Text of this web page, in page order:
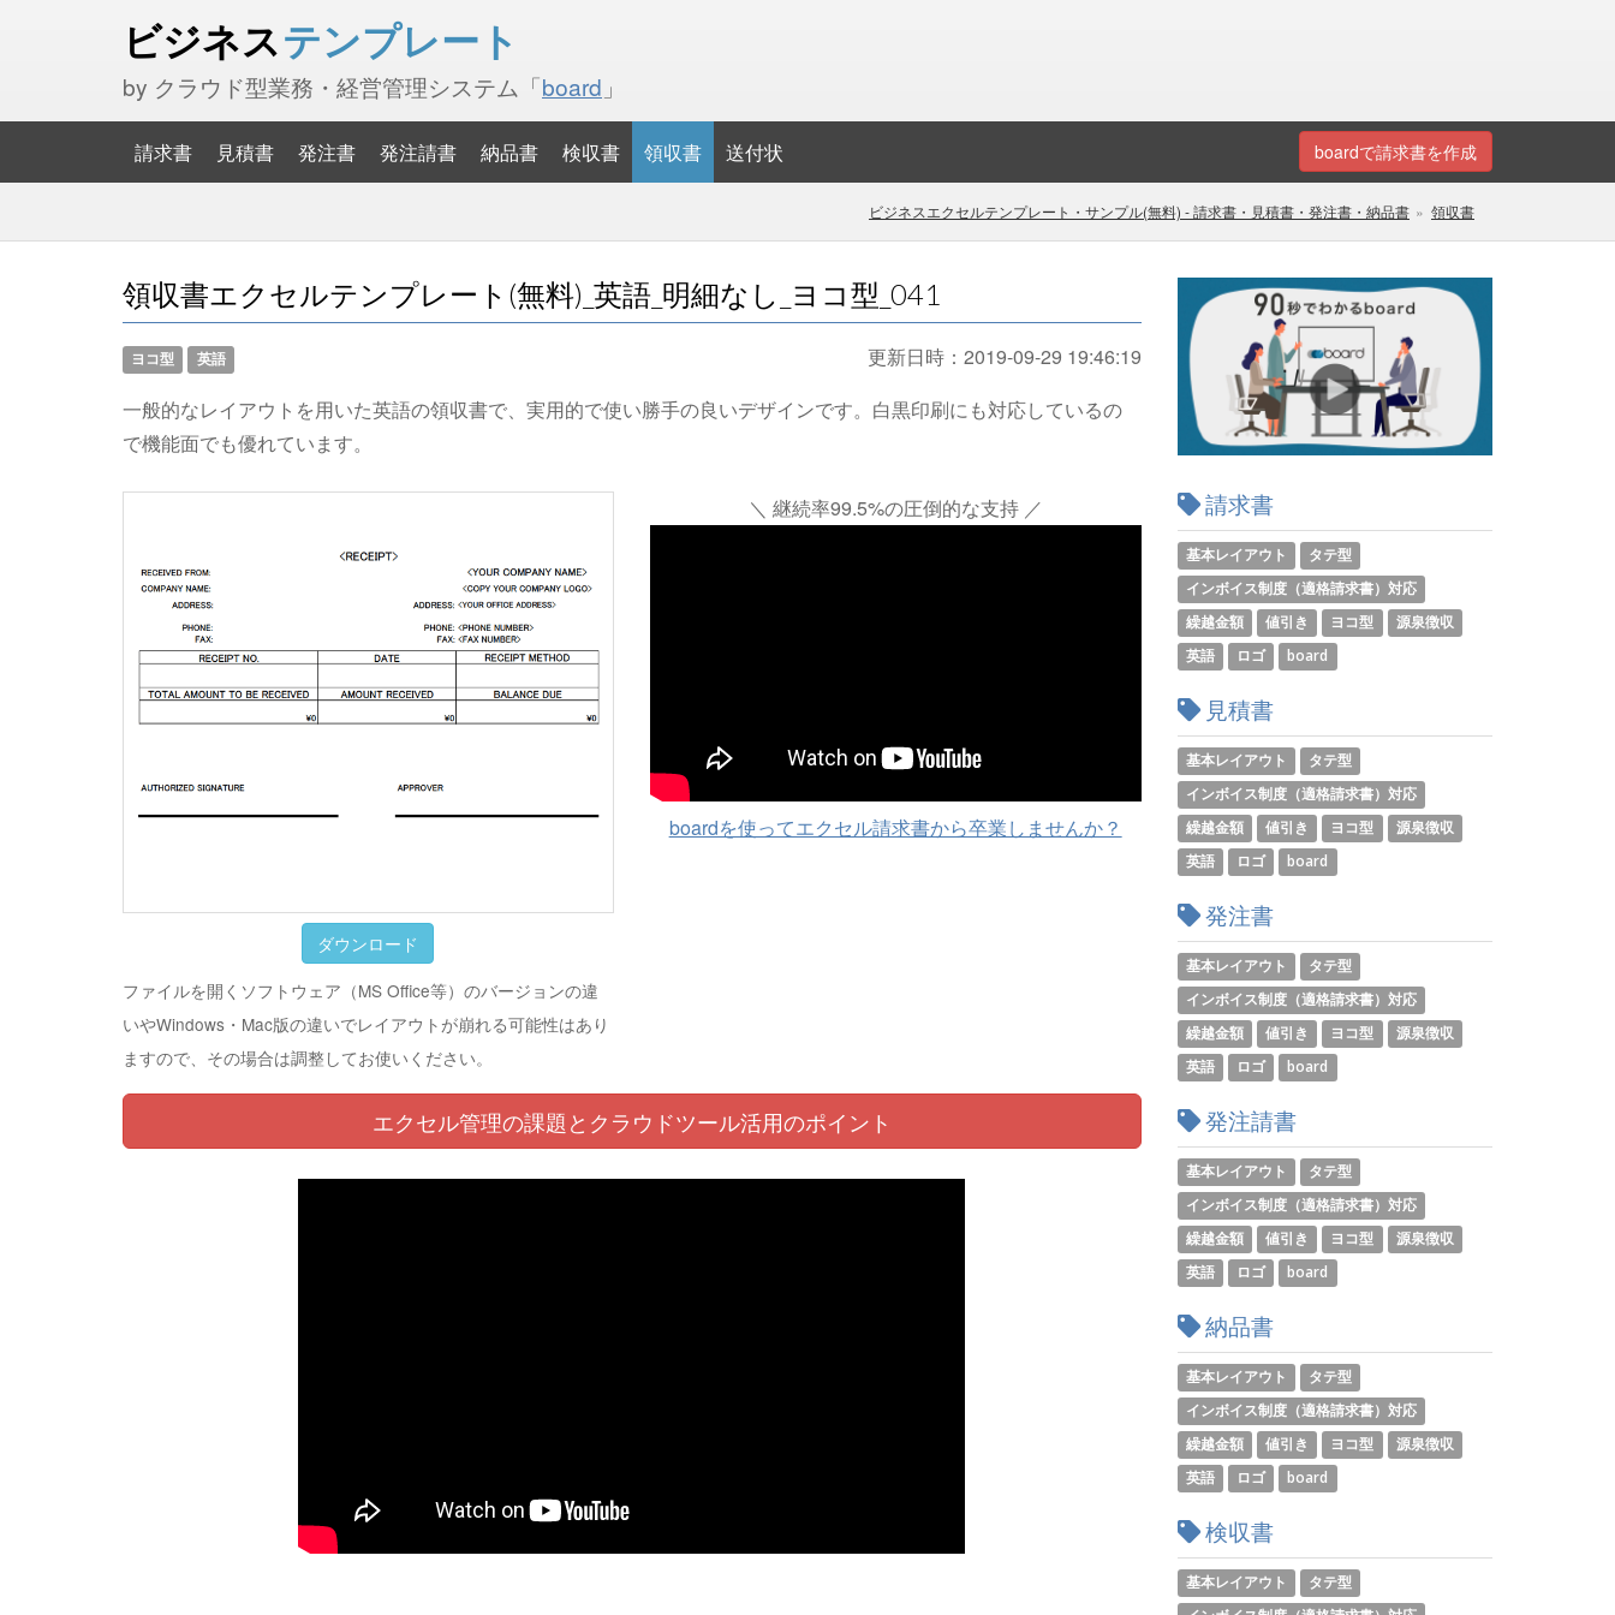
ビジネステンプレート
by クラウド型業務・経営管理システム「board 」
boardで請求書を作成
請求書 見積書 発注書 発注請書 納品書 検収書 領収書 送付状
ビジネスエクセルテンプレート・サンプル(無料) - 請求書・見積書・発注書・納品書 領収書
領収書エクセルテンプレート(無料)_英語_明細なし_ヨコ型_041
ヨコ型 英語 更新日時： 2019-09-29 19:46:19
一般的なレイアウトを用いた英語の領収書で、実用的で使い勝手の良いデザインです。白黒印刷にも対応しているの
で機能面でも優れています。
ダウンロード
ファイルを開くソフトウェア（MS Office等）のバージョンの違
いやWindows・Mac版の違いでレイアウトが崩れる可能性はあり
ますので、その場合は調整してお使いください。
＼ 継続率99.5%の圧倒的な支持 ／
boardを使ってエクセル請求書から卒業しませんか？
エクセル管理の課題と クラウドツール活用のポイント
請求書
基本レイアウト
タテ型
インボイス制度（適格請求書）対応
繰越金額
値引き ヨコ型
源泉徴収
英語
ロゴ board
見積書
基本レイアウト
タテ型
インボイス制度（適格請求書）対応
繰越金額
値引き ヨコ型
源泉徴収
英語
ロゴ board
発注書
基本レイアウト
タテ型
インボイス制度（適格請求書）対応
繰越金額
値引き ヨコ型
源泉徴収
英語
ロゴ board
発注請書
基本レイアウト
タテ型
インボイス制度（適格請求書）対応
繰越金額
値引き ヨコ型
源泉徴収
英語
ロゴ board
納品書
基本レイアウト
タテ型
インボイス制度（適格請求書）対応
繰越金額
値引き ヨコ型
源泉徴収
英語
ロゴ board
検収書
基本レイアウト
タテ型